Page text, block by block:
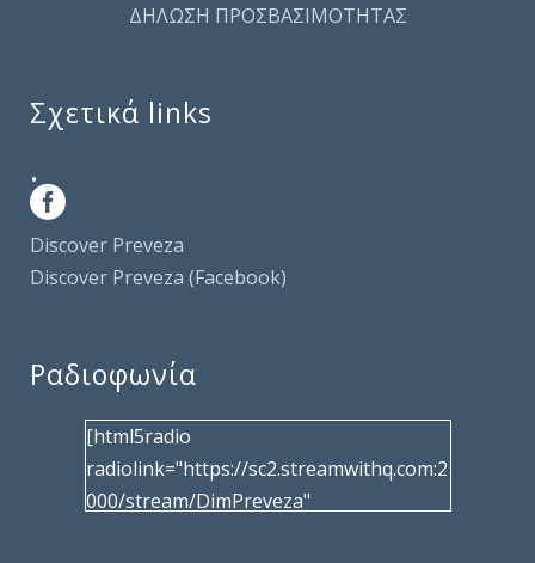
ΔΗΛΩΣΗ ΠΡΟΣΒΑΣΙΜΟΤΗΤΑΣ
Σχετικά links
.
Discover Preveza
Discover Preveza (Facebook)
Ραδιοφωνία
[html5radio
radiolink="https://sc2.streamwithq.com:2
000/stream/DimPreveza"